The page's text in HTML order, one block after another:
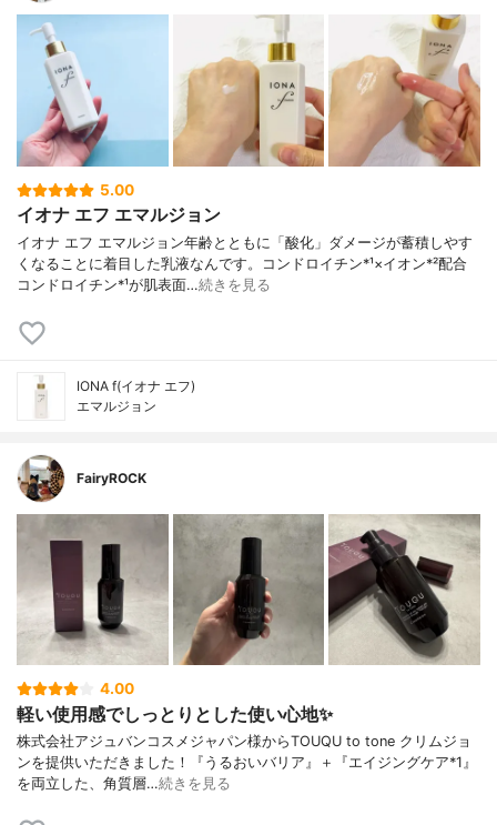
5.00
イオナ エフ エマルジョン
イオナ エフ エマルジョン年齢とともに「酸化」ダメージが蓄積しやす
くなることに着目した乳液なんです。コンドロイチン*¹×イオン*²配合
コンドロイチン*¹が肌表面…続きを見る
IONA f(イオナ エフ)
エマルジョン
FairyROCK
4.00
軽い使用感でしっとりとした使い心地✨
株式会社アジュバンコスメジャパン様からTOUQU to tone クリムジョ
ンを提供いただきました！『うるおいバリア』＋『エイジングケア*1』
を両立した、角質層…続きを見る